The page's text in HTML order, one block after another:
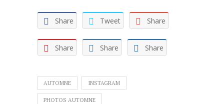
Share Tweet Share
Share Share Share
AUTOMNE INSTAGRAM
PHOTOS AUTOMNE